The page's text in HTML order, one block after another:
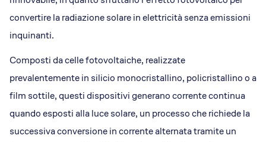
convertire la radiazione solare in elettricità senza emissioni
inquinanti.
Composti da celle fotovoltaiche, realizzate
prevalentemente in silicio monocristallino, policristallino o a
film sottile, questi dispositivi generano corrente continua
quando esposti alla luce solare, un processo che richiede la
successiva conversione in corrente alternata tramite un